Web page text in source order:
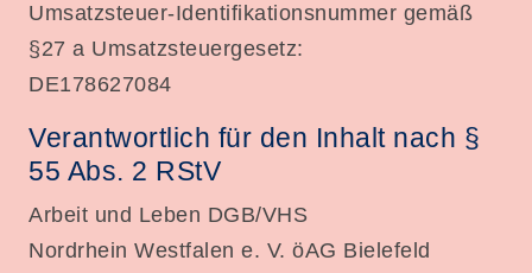
Umsatzsteuer-Identifikationsnummer gemäß
§27 a Umsatzsteuergesetz:
DE178627084
Verantwortlich für den Inhalt nach §
55 Abs. 2 RStV
Arbeit und Leben DGB/VHS
Nordrhein Westfalen e. V. öAG Bielefeld